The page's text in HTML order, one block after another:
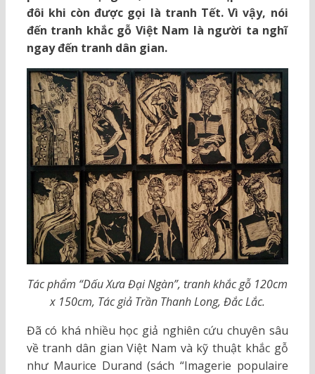
đôi khi còn được gọi là tranh Tết. Vì vậy, nói
đến tranh khắc gỗ Việt Nam là người ta nghĩ
ngay đến tranh dân gian.
Tác phẩm “Dấu Xưa Đại Ngàn”, tranh khắc gỗ 120cm
x 150cm, Tác giả Trần Thanh Long, Đắc Lắc.
Đã có khá nhiều học giả nghiên cứu chuyên sâu
về tranh dân gian Việt Nam và kỹ thuật khắc gỗ
như Maurice Durand (sách “Imagerie populaire